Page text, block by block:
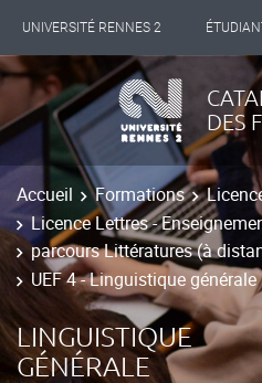
UNIVERSITÉ RENNES 2
INTERNATIONAL
LES NOUVELLES DE RENNES 2
DES
Accueil Formations
Licence Lettres -
parcours Littératures (à
UEF 4 - Linguistique générale
LINGUISTIQUE
GÉNÉRALE